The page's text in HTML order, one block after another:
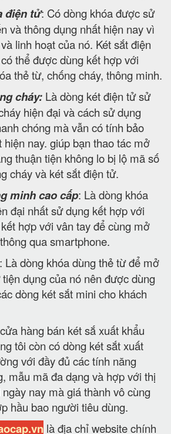
điện tử: Có dòng khóa được sử
và thông dụng nhất hiện nay vì
linh hoạt của nó. Két sắt điện
thể được dùng kết hợp với
thẻ từ, chống cháy, thông minh.
cháy: Là dòng két điện tử sử
hiện đại và cách sử dụng
chóng mà vẫn có tính bảo
hiện nay. giúp bạn thao tác mở
thuận tiện không lo bị lộ mã số
cháy và két sắt điện tử.
minh cao cấp: Là dòng khóa
đại nhất sử dụng kết hợp với
hợp với vân tay để cùng mở
qua smartphone.
: Là dòng khóa dùng thẻ từ để mở
dụng của nó nên được dùng
dòng két sắt mini cho khách
hàng bán két sắ xuất khẩu
tôi còn có dòng két sắt xuất
với đầy đủ các tính năng
mẫu mã đa dạng và hợp với thị
nay mà giá thành vô cùng
hầu bao người tiêu dùng.
là địa chỉ website chính